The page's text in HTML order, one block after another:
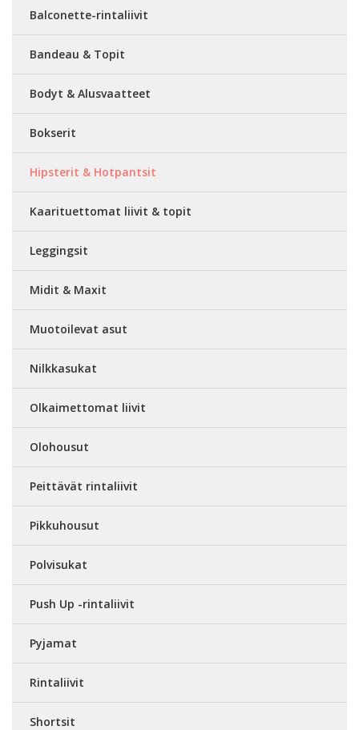
Balconette-rintaliivit
Bandeau & Topit
Bodyt & Alusvaatteet
Bokserit
Hipsterit & Hotpantsit
Kaarituettomat liivit & topit
Leggingsit
Midit & Maxit
Muotoilevat asut
Nilkkasukat
Olkaimettomat liivit
Olohousut
Peittävät rintaliivit
Pikkuhousut
Polvisukat
Push Up -rintaliivit
Pyjamat
Rintaliivit
Shortsit